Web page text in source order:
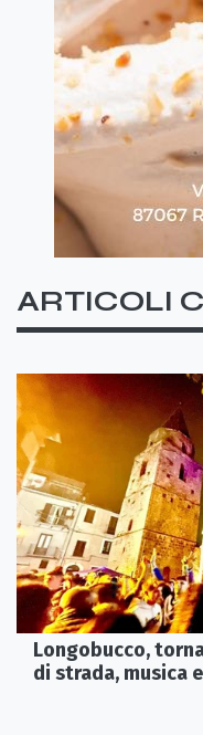
ARTICOLI
Longobucco,
di strada, musica